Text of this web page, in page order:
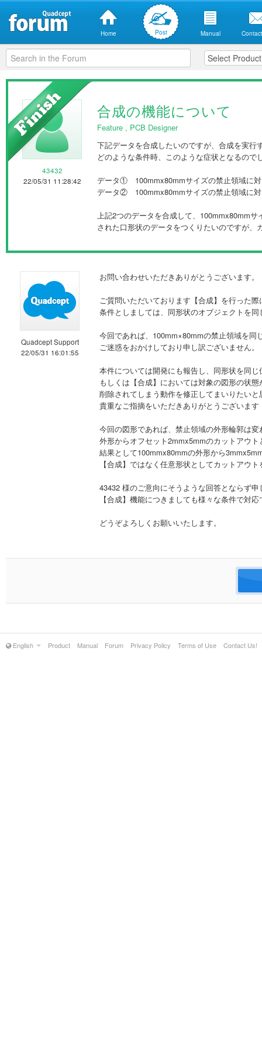
Home Post Manual
43432
22/05/31 11:28:42
合成の機能について
Feature , PCB Designer
下記データを合成したいのですが、合成を実
どのような条件時、このような症状となるので
データ① 100mmx80mmサイズの禁止領域に対
データ② 100mmx80mmサイズの禁止領域に対
上記2つのデータを合成して、100mmx80mm
された口形状のデータをつくりたいのですが
Quadcept Support
22/05/31 16:01:55
お問い合わせいただきありがとうございます。
ご質問いただいております【合成】を行った
条件としましては、同形状のオブジェクトを
今回であれば、100mm×80mmの禁止領域を
ご迷惑をおかけしており申し訳ございません。
本件については開発にも報告し、同形状を同
もしくは【合成】においては対象の図形の状
削除されてしまう動作を修正してまいりたいと
貴重なご指摘をいただきありがとうございます
今回の図形であれば、禁止領域の外形輪郭は
外形からオフセット2mmx5mmのカットアウ
結果として100mmx80mmの外形から
【合成】ではなく任意形状としてカットアウ
43432 様のご意向にそうような回答とならず
【合成】機能につきましても様々な条件で対
どうぞよろしくお願いいたします。
English Product Manual Forum Privacy Policy Terms of Use Contact Us!